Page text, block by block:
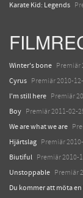
Karate Kid: Legends
Winter's bone Premiär
Cyrus Premiär 2010-
I'm still here Premiär
Boy Premiär 2011-02-
We are what we are
Hjärtslag Premiär
Biutiful Premiär 2010-
Unstoppable Premiär
Du kommer att möta